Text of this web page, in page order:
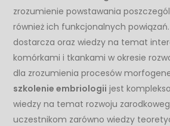
zrozumienie powstawania
również ich funkcjonalnych powiązań.
dostarcza oraz wiedzy na temat
komórkami i tkankami w okresie
dla zrozumienia procesów
szkolenie embriologii jest
wiedzy na temat rozwoju
uczestnikom zarówno wiedzy